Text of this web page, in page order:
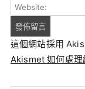
這個網站採用
Akismet 如何處理